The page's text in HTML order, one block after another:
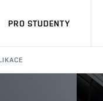
PRO STUDENTY